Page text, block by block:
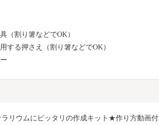
（割り箸などでOK）
する押さえ（割り箸などでOK）
ラリウムにピッタリの作成キット★作り方動画付